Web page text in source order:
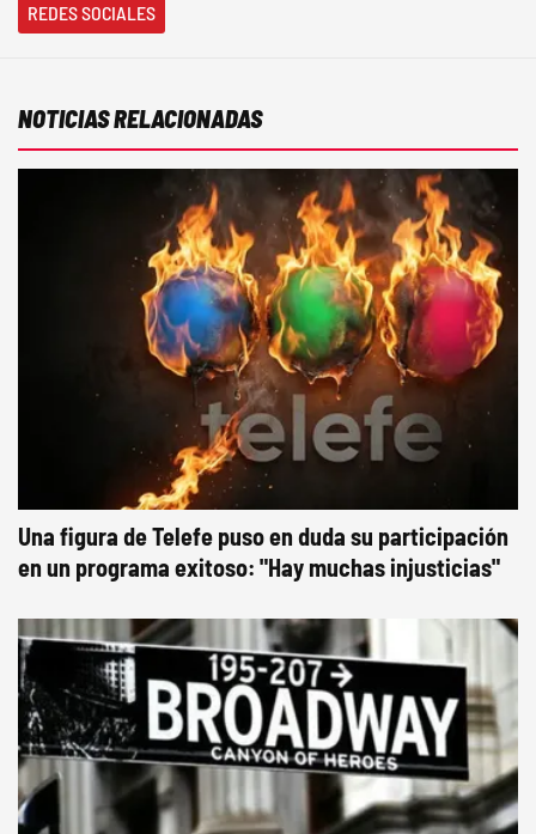
REDES SOCIALES
NOTICIAS RELACIONADAS
Una figura de Telefe puso en duda su participación
en un programa exitoso: "Hay muchas injusticias"